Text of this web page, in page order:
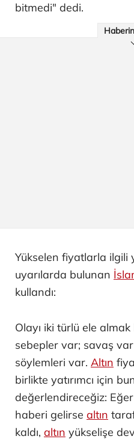
bitmedi" dedi.
Yükselen fiyatlarla ilgili
uyarılarda bulunan
kullandı:
Olayı iki türlü ele
sebepler var; savaş
söylemleri var. Altın
birlikte yatırımcı için
değerlendireceğiz:
haberi gelirse altın
kaldı, altın yükselişe